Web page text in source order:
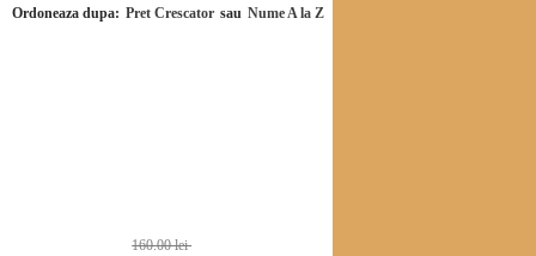
Nume A la Z
sau
Pret Crescator
Ordoneaza dupa:
160.00 lei